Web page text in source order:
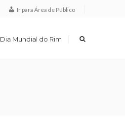
Ir para Área de Público
Dia Mundial do Rim |